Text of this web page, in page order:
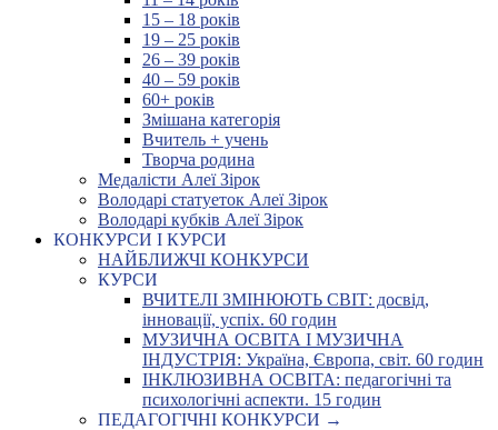
15 – 18 років
19 – 25 років
26 – 39 років
40 – 59 років
60+ років
Змішана категорія
Вчитель + учень
Творча родина
Медалісти Алеї Зірок
Володарі статуеток Алеї Зірок
Володарі кубків Алеї Зірок
КОНКУРСИ І КУРСИ
НАЙБЛИЖЧІ КОНКУРСИ
КУРСИ
ВЧИТЕЛІ ЗМІНЮЮТЬ СВІТ: досвід,
інновації, успіх. 60 годин
МУЗИЧНА ОСВІТА І МУЗИЧНА
ІНДУСТРІЯ: Україна, Європа, світ. 60 годин
ІНКЛЮЗИВНА ОСВІТА: педагогічні та
психологічні аспекти. 15 годин
ПЕДАГОГІЧНІ КОНКУРСИ →